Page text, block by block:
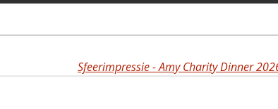
Sfeerimpressie - Amy Charity Dinner